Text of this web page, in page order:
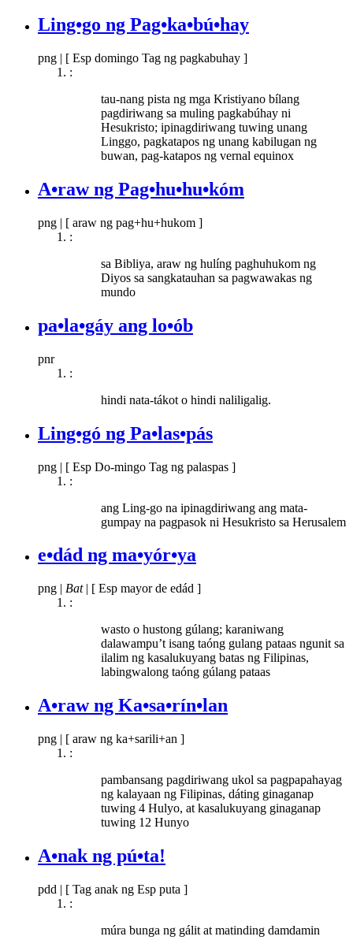
Ling•go ng Pag•ka•bú•hay
png | [ Esp domingo Tag ng pagkabuhay ]
:
tau-nang pista ng mga Kristiyano bílang
pagdiriwang sa muling pagkabúhay ni
Hesukristo; ipinagdiriwang tuwing unang
Linggo, pagkatapos ng unang kabilugan ng
buwan, pag-katapos ng vernal equinox
A•raw ng Pag•hu•hu•kóm
png | [ araw ng pag+hu+hukom ]
:
sa Bibliya, araw ng hulíng paghuhukom ng
Diyos sa sangkatauhan sa pagwawakas ng
mundo
pa•la•gáy ang lo•ób
pnr
:
hindi nata-tákot o hindi naliligalig.
Ling•gó ng Pa•las•pás
png | [ Esp Do-mingo Tag ng palaspas ]
:
ang Ling-go na ipinagdiriwang ang mata-
gumpay na pagpasok ni Hesukristo sa Herusalem
e•dád ng ma•yór•ya
png | Bat | [ Esp mayor de edád ]
:
wasto o hustong gúlang; karaniwang
dalawampu’t isang taóng gulang pataas ngunit sa
ilalim ng kasalukuyang batas ng Filipinas,
labingwalong taóng gúlang pataas
A•raw ng Ka•sa•rín•lan
png | [ araw ng ka+sarili+an ]
:
pambansang pagdiriwang ukol sa pagpapahayag
ng kalayaan ng Filipinas, dáting ginaganap
tuwing 4 Hulyo, at kasalukuyang ginaganap
tuwing 12 Hunyo
A•nak ng pú•ta!
pdd | [ Tag anak ng Esp puta ]
:
múra bunga ng gálit at matinding damdamin